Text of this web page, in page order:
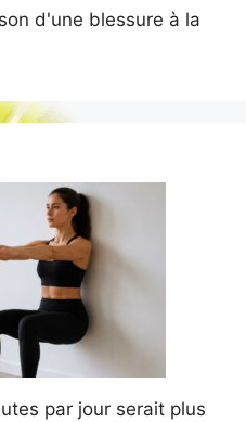
d'une blessure à la
par jour serait plus